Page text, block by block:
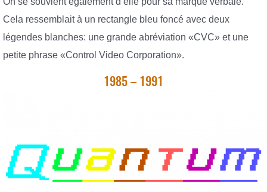
Cela ressemblait à un rectangle bleu foncé avec deux
légendes blanches: une grande abréviation «CVC» et une
petite phrase «Control Video Corporation».
1985 – 1991